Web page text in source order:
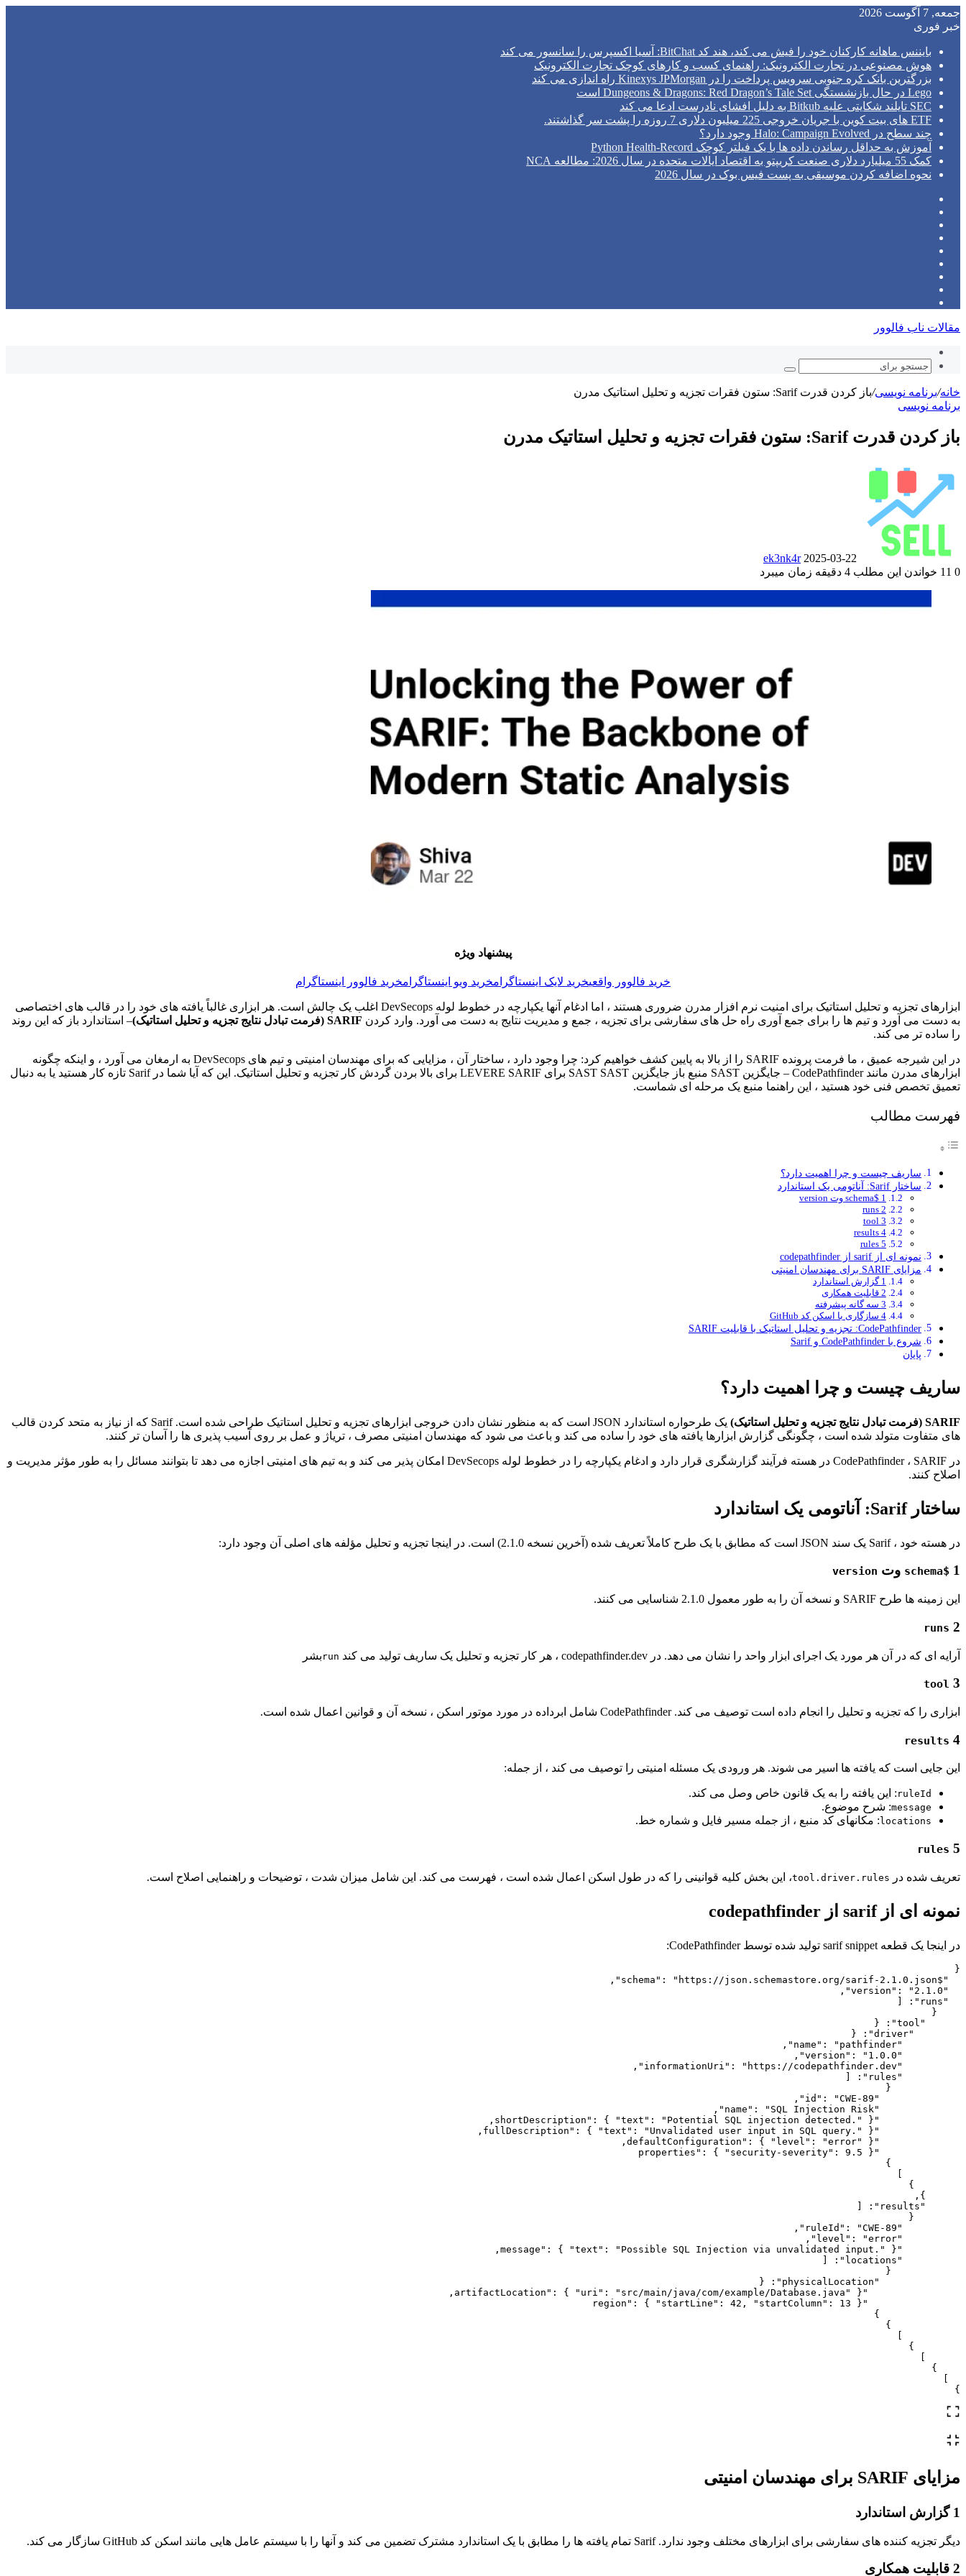
جمعه, 7 آگوست 2026
خبر فوری
بایننس ماهانه کارکنان خود را فیش می کند، هند کد BitChat: آسیا اکسپرس را سانسور می کند
هوش مصنوعی در تجارت الکترونیک: راهنمای کسب و کارهای کوچک تجارت الکترونیک
بزرگترین بانک کره جنوبی سرویس پرداخت را در Kinexys JPMorgan راه اندازی می کند
Lego در حال بازنشستگی Dungeons & Dragons: Red Dragon’s Tale Set است
SEC تایلند شکایتی علیه Bitkub به دلیل افشای نادرست ادعا می کند
ETF های بیت کوین با جریان خروجی 225 میلیون دلاری 7 روزه را پشت سر گذاشتند.
چند سطح در Halo: Campaign Evolved وجود دارد؟
آموزش به حداقل رساندن داده ها با یک فیلتر کوچک Python Health-Record
کمک 55 میلیارد دلاری صنعت کریپتو به اقتصاد ایالات متحده در سال 2026: مطالعه NCA
نحوه اضافه کردن موسیقی به پست فیس بوک در سال 2026
مقالات ناب فالوور
تصادفی
جستجو
خانه/برنامه نویسی/باز کردن قدرت Sarif: ستون فقرات تجزیه و تحلیل استاتیک مدرن
برنامه نویسی
باز کردن قدرت Sarif: ستون فقرات تجزیه و تحلیل استاتیک مدرن
ek3nk4r 2025-03-22
0
خواندن این مطلب 4 دقیقه زمان میبرد
پیشنهاد ویژه
خرید فالوور واقعیخرید لایک اینستاگرامخرید ویو اینستاگرامخرید فالوور اینستاگرام
ابزارهای تجزیه و تحلیل استاتیک برای امنیت نرم افزار مدرن ضروری هستند ، اما ادغام آنها یکپارچه در خطوط لوله DevSecops اغلب یک چالش است. هر ابزاری غالباً یافته های خود را در قالب های اختصاصی
به دست می آورد و تیم ها را برای جمع آوری راه حل های سفارشی برای تجزیه ، جمع و مدیریت نتایج به دست می آورد. وارد کردن SARIF (فرمت تبادل نتایج تجزیه و تحلیل استاتیک)
– استاندارد باز که این روند
را ساده تر می کند.
در این شیرجه عمیق ، ما فرمت پرونده SARIF را از بالا به پایین کشف خواهیم کرد: چرا وجود دارد ، ساختار آن ، مزایایی که برای مهندسان امنیتی و تیم های DevSecops به ارمغان می آورد ، و اینکه چگونه
ابزارهای مدرن مانند CodePathfinder – جایگزین SAST منبع باز جایگزین SAST SAST برای LEVERE SARIF برای بالا بردن گردش کار تجزیه و تحلیل استاتیک. این که آیا شما در Sarif تازه کار هستید یا به دنبال
تعمیق تخصص فنی خود هستید ، این راهنما منبع یک مرحله ای شماست.
فهرست مطالب
ساریف چیست و چرا اهمیت دارد؟
ساختار Sarif: آناتومی یک استاندارد
1 $schema وت version
2 runs
3 tool
4 results
5 rules
نمونه ای از sarif از codepathfinder
مزایای SARIF برای مهندسان امنیتی
1 گزارش استاندارد
2 قابلیت همکاری
3 سه گانه پیشرفته
4 سازگاری با اسکن کد GitHub
CodePathfinder: تجزیه و تحلیل استاتیک با قابلیت SARIF
شروع با CodePathfinder و Sarif
پایان
ساریف چیست و چرا اهمیت دارد؟
SARIF (فرمت تبادل نتایج تجزیه و تحلیل استاتیک)
یک طرحواره استاندارد JSON است که به منظور نشان دادن خروجی ابزارهای تجزیه و تحلیل استاتیک طراحی شده است. Sarif که از نیاز به متحد کردن قالب
های متفاوت متولد شده است ، چگونگی گزارش ابزارها یافته های خود را ساده می کند و باعث می شود که مهندسان امنیتی مصرف ، تریاژ و عمل بر روی آسیب پذیری ها را آسان تر کنند.
در CodePathfinder ، SARIF در هسته فرآیند گزارشگری قرار دارد و ادغام یکپارچه را در خطوط لوله DevSecops امکان پذیر می کند و به تیم های امنیتی اجازه می دهد تا بتوانند مسائل را به طور مؤثر مدیریت و
اصلاح کنند.
ساختار Sarif: آناتومی یک استاندارد
در هسته خود ، Sarif یک سند JSON است که مطابق با یک طرح کاملاً تعریف شده (آخرین نسخه 2.1.0) است. در اینجا تجزیه و تحلیل مؤلفه های اصلی آن وجود دارد:
1
$schema وت version
این زمینه ها طرح SARIF و نسخه آن را به طور معمول 2.1.0 شناسایی می کنند.
2
runs
آرایه ای که در آن هر مورد یک اجرای ابزار واحد را نشان می دهد. در codepathfinder.dev ، هر کار تجزیه و تحلیل یک ساریف تولید می کند run بشر
3
tool
ابزاری را که تجزیه و تحلیل را انجام داده است توصیف می کند. CodePathfinder شامل ابرداده در مورد موتور اسکن ، نسخه آن و قوانین اعمال شده است.
4
results
این جایی است که یافته ها اسیر می شوند. هر ورودی یک مسئله امنیتی را توصیف می کند ، از جمله:
ruleId : این یافته را به یک قانون خاص وصل می کند.
message: شرح موضوع.
locations : مکانهای کد منبع ، از جمله مسیر فایل و شماره خط.
5
rules
تعریف شده در tool.driver.rules، این بخش کلیه قوانینی را که در طول اسکن اعمال شده است ، فهرست می کند. این شامل میزان شدت ، توضیحات و راهنمایی اصلاح است.
نمونه ای از sarif از codepathfinder
در اینجا یک قطعه sarif snippet تولید شده توسط CodePathfinder:
{
"$schema"
: "https://json.schemastore.org/sarif-2.1.0.json"
,
"version"
: "2.1.0"
,
"runs"
:
{
"tool"
:
{
"driver"
:
{
"name"
: "pathfinder"
,
"version"
: "1.0.0"
,
"informationUri"
: "https://codepathfinder.dev"
,
"rules"
:
{
"id"
: "CWE-89"
,
"name"
: "SQL Injection Risk"
,
"shortDescription"
: { "text" : "Potential SQL injection detected."
},
"fullDescription"
: { "text" : "Unvalidated user input in SQL query."
},
"defaultConfiguration"
: { "level" : "error"
},
"properties"
: { "security-severity" : 9.5
}
}
}
},
"results"
:
{
"ruleId"
: "CWE-89"
,
"level"
: "error"
,
"message"
: { "text" : "Possible SQL Injection via unvalidated input."
},
"locations"
:
{
"physicalLocation"
:
{
"artifactLocation"
: { "uri" : "src/main/java/com/example/Database.java"
},
"region"
: { "startLine" : 42 , "startColumn" : 13
}
}
}
}
}
}
مزایای SARIF برای مهندسان امنیتی
1 گزارش استاندارد
دیگر تجزیه کننده های سفارشی برای ابزارهای مختلف وجود ندارد. Sarif تمام یافته ها را مطابق با یک استاندارد مشترک تضمین می کند و آنها را با سیستم عامل هایی مانند اسکن کد GitHub سازگار می کند.
2 قابلیت همکاری